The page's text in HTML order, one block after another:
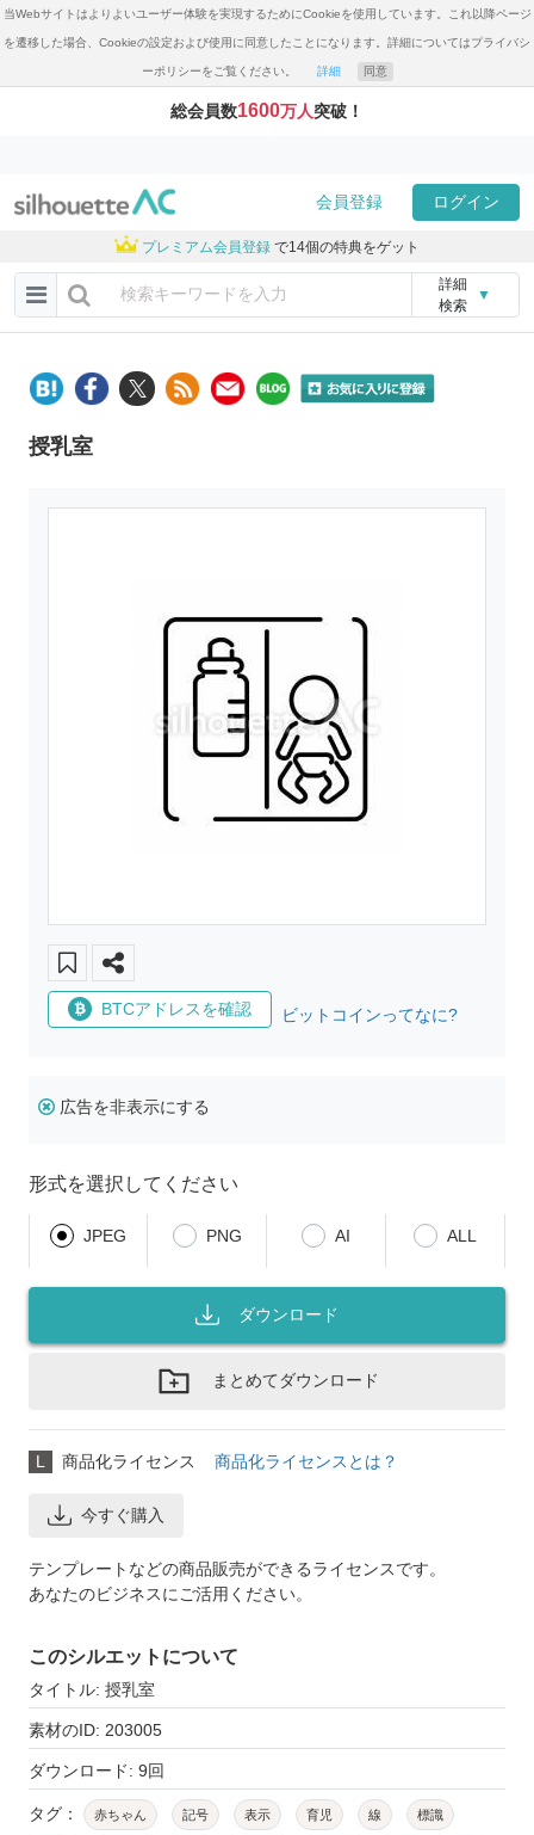
当Webサイトはよりよいユーザー体験を実現するためにCookieを使用しています。これ以降ページ
を遷移した場合、Cookieの設定および使用に同意したことになります。詳細についてはプライバシ
ーポリシーをご覧ください。 詳細 同意
総会員数1600万人突破！
会員登録 ログイン
プレミアム会員登録 で14個の特典をゲット
詳細
検索
▼
授乳室
BTCアドレスを確認 ビットコインってなに?
広告を非表示にする
形式を選択してください
JPEG PNG AI ALL
ダウンロード
まとめてダウンロード
L 商品化ライセンス 商品化ライセンスとは？
今すぐ購入
テンプレートなどの商品販売ができるライセンスです。
あなたのビジネスにご活用ください。
このシルエットについて
タイトル: 授乳室
素材のID: 203005
ダウンロード: 9回
タグ： 赤ちゃん 記号 表示 育児 線 標識